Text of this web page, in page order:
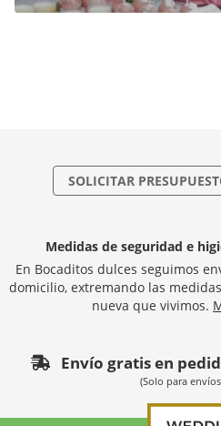
SOLICITAR
Medidas de seguridad e
En Bocaditos dulces seguimos
domicilio, extremando las
nueva que vivimos.
Envío gratis en
(Solo para